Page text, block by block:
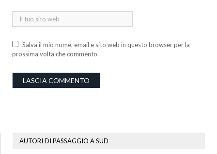
Salva il mio nome, email e sito web in questo browser per la
prossima volta che commento.
AUTORI DI PASSAGGIO A SUD